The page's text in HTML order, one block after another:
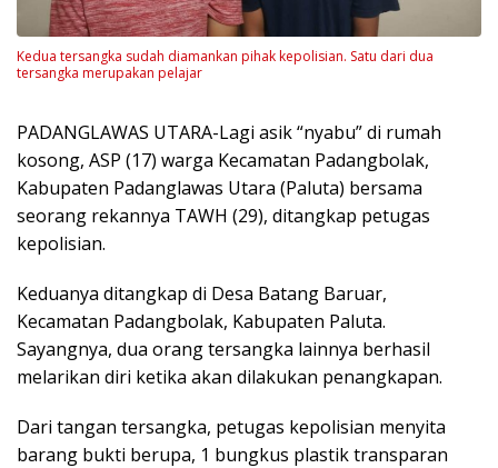
Kedua tersangka sudah diamankan pihak kepolisian. Satu dari dua
tersangka merupakan pelajar
PADANGLAWAS UTARA-Lagi asik “nyabu” di rumah
kosong, ASP (17) warga Kecamatan Padangbolak,
Kabupaten Padanglawas Utara (Paluta) bersama
seorang rekannya TAWH (29), ditangkap petugas
kepolisian.
Keduanya ditangkap di Desa Batang Baruar,
Kecamatan Padangbolak, Kabupaten Paluta.
Sayangnya, dua orang tersangka lainnya berhasil
melarikan diri ketika akan dilakukan penangkapan.
Dari tangan tersangka, petugas kepolisian menyita
barang bukti berupa, 1 bungkus plastik transparan